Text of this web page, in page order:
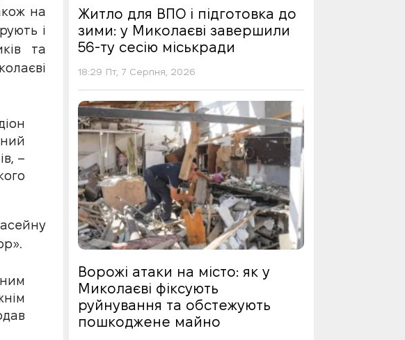
на
і
та
–
Житло для ВПО і підготовка до
зими: у Миколаєві завершили
56-ту сесію міськради
18:29 Пт, 7 Серпня, 2026
Ворожі атаки на місто: як у
Миколаєві фіксують
руйнування та обстежують
пошкоджене майно